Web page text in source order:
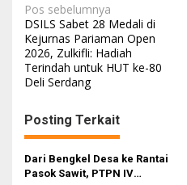
N
a
v
i
a
s
i
Pos sebelumnya
DSILS Sabet 28 Medali di
Kejurnas Pariaman Open
2026, Zulkifli: Hadiah
Terindah untuk HUT ke-80
Deli Serdang
Posting Terkait
Dari Bengkel Desa ke Rantai
Pasok Sawit, PTPN IV